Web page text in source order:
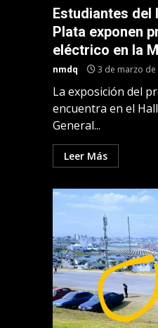
Estudiantes del
Plata exponen
eléctrico en la
nmdq 3 de marzo de
La exposición del
encuentra en el
General...
Leer Más